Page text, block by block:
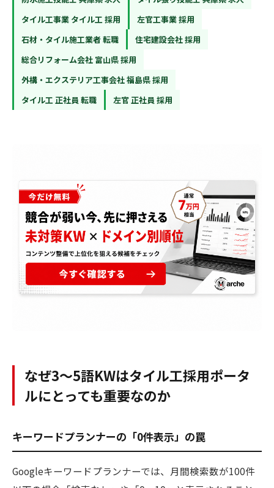
タイル工事業 タイル工 採用
左官工事業 採用
石材・タイル施工業者 転職
住宅建設会社 採用
総合リフォーム会社 富山県 採用
外構・エクステリア工事会社 福島県 採用
タイル工 正社員 転職
左官 正社員 採用
なぜ3〜5語KWはタイル工採用ポータ
ルにとっても重要なのか
キーワードプランナーの「0件表示」の罠
Googleキーワードプランナーでは、月間検索数が100件